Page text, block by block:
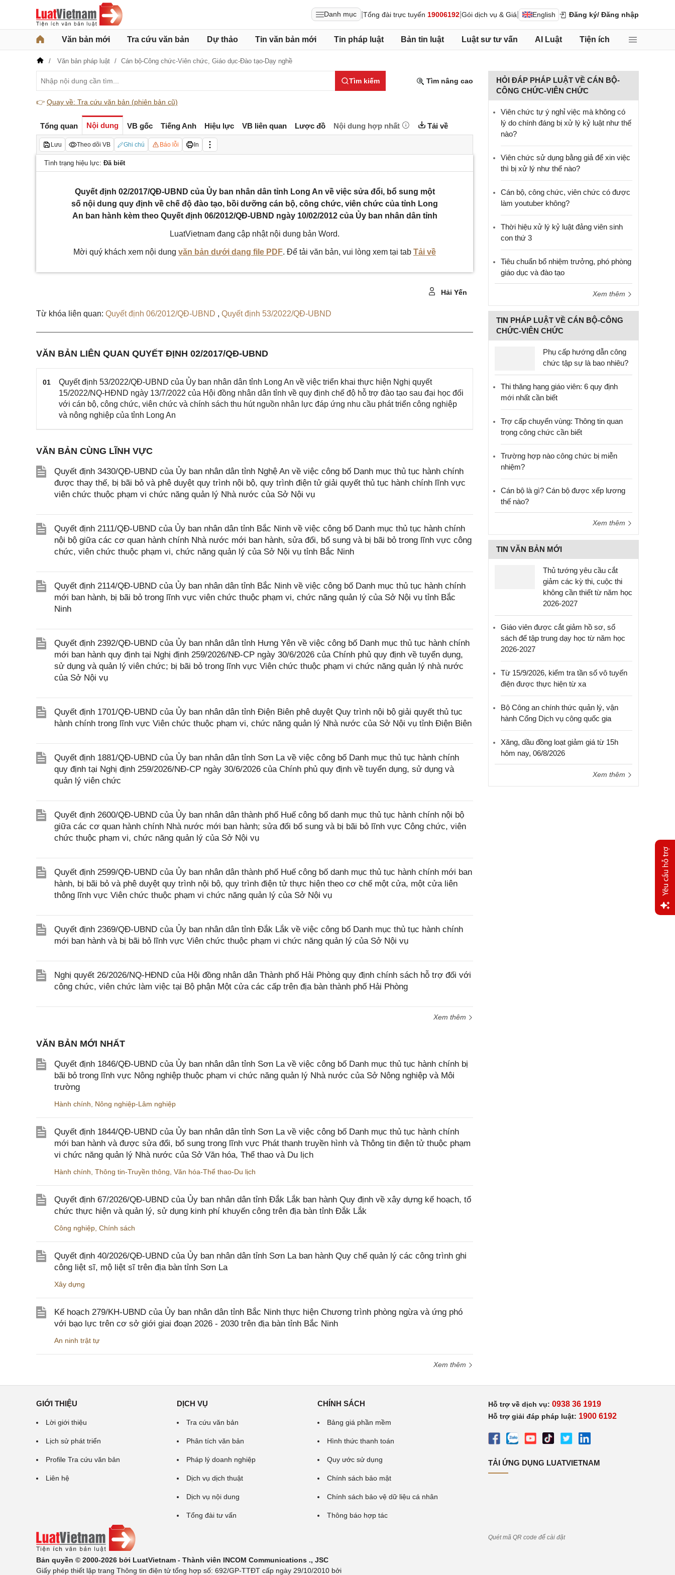
Danh mục Tổng đài trực tuyến 19006192 Gói dịch vụ & Giá English Đăng ký/ Đăng nhập
Văn bản mới Tra cứu văn bản Dự thảo Tin văn bản mới Tin pháp luật Bản tin luật Luật sư tư vấn AI Luật Tiện ích
Văn bản pháp luật Cán bộ-Công chức-Viên chức, Giáo dục-Đào tạo-Dạy nghề
Tìm kiếm Tìm nâng cao
👉 Quay về: Tra cứu văn bản (phiên bản cũ)
Tổng quan Nội dung VB gốc Tiếng Anh Hiệu lực VB liên quan Lược đồ Nội dung hợp nhất Tải về
Lưu Theo dõi VB Ghi chú Báo lỗi In
Tình trạng hiệu lực: Đã biết
Quyết định 02/2017/QĐ-UBND của Ủy ban nhân dân tỉnh Long An về việc sửa đổi, bổ sung một
số nội dung quy định về chế độ đào tạo, bồi dưỡng cán bộ, công chức, viên chức của tỉnh Long
An ban hành kèm theo Quyết định 06/2012/QĐ-UBND ngày 10/02/2012 của Ủy ban nhân dân tỉnh
LuatVietnam đang cập nhật nội dung bản Word.
Mời quý khách xem nội dung văn bản dưới dạng file PDF. Để tải văn bản, vui lòng xem tại tab Tải về
Hải Yến
Từ khóa liên quan: Quyết định 06/2012/QĐ-UBND , Quyết định 53/2022/QĐ-UBND
VĂN BẢN LIÊN QUAN QUYẾT ĐỊNH 02/2017/QĐ-UBND
01
Quyết định 53/2022/QĐ-UBND của Ủy ban nhân dân tỉnh Long An về việc triển khai thực hiện Nghị quyết
15/2022/NQ-HĐND ngày 13/7/2022 của Hội đồng nhân dân tỉnh về quy định chế độ hỗ trợ đào tạo sau đại học đối
với cán bộ, công chức, viên chức và chính sách thu hút nguồn nhân lực đáp ứng nhu cầu phát triển công nghiệp
và nông nghiệp của tỉnh Long An
VĂN BẢN CÙNG LĨNH VỰC
Quyết định 3430/QĐ-UBND của Ủy ban nhân dân tỉnh Nghệ An về việc công bố Danh mục thủ tục hành chính
được thay thế, bị bãi bỏ và phê duyệt quy trình nội bộ, quy trình điện tử giải quyết thủ tục hành chính lĩnh vực
viên chức thuộc phạm vi chức năng quản lý Nhà nước của Sở Nội vụ
Quyết định 2111/QĐ-UBND của Ủy ban nhân dân tỉnh Bắc Ninh về việc công bố Danh mục thủ tục hành chính
nội bộ giữa các cơ quan hành chính Nhà nước mới ban hành, sửa đổi, bổ sung và bị bãi bỏ trong lĩnh vực công
chức, viên chức thuộc phạm vi, chức năng quản lý của Sở Nội vụ tỉnh Bắc Ninh
Quyết định 2114/QĐ-UBND của Ủy ban nhân dân tỉnh Bắc Ninh về việc công bố Danh mục thủ tục hành chính
mới ban hành, bị bãi bỏ trong lĩnh vực viên chức thuộc phạm vi, chức năng quản lý của Sở Nội vụ tỉnh Bắc
Ninh
Quyết định 2392/QĐ-UBND của Ủy ban nhân dân tỉnh Hưng Yên về việc công bố Danh mục thủ tục hành chính
mới ban hành quy định tại Nghị định 259/2026/NĐ-CP ngày 30/6/2026 của Chính phủ quy định về tuyển dụng,
sử dụng và quản lý viên chức; bị bãi bỏ trong lĩnh vực Viên chức thuộc phạm vi chức năng quản lý nhà nước
của Sở Nội vụ
Quyết định 1701/QĐ-UBND của Ủy ban nhân dân tỉnh Điện Biên phê duyệt Quy trình nội bộ giải quyết thủ tục
hành chính trong lĩnh vực Viên chức thuộc phạm vi, chức năng quản lý Nhà nước của Sở Nội vụ tỉnh Điện Biên
Quyết định 1881/QĐ-UBND của Ủy ban nhân dân tỉnh Sơn La về việc công bố Danh mục thủ tục hành chính
quy định tại Nghị định 259/2026/NĐ-CP ngày 30/6/2026 của Chính phủ quy định về tuyển dụng, sử dụng và
quản lý viên chức
Quyết định 2600/QĐ-UBND của Ủy ban nhân dân thành phố Huế công bố danh mục thủ tục hành chính nội bộ
giữa các cơ quan hành chính Nhà nước mới ban hành; sửa đổi bổ sung và bị bãi bỏ lĩnh vực Công chức, viên
chức thuộc phạm vi, chức năng quản lý của Sở Nội vụ
Quyết định 2599/QĐ-UBND của Ủy ban nhân dân thành phố Huế công bố danh mục thủ tục hành chính mới ban
hành, bị bãi bỏ và phê duyệt quy trình nội bộ, quy trình điện tử thực hiện theo cơ chế một cửa, một cửa liên
thông lĩnh vực Viên chức thuộc phạm vi chức năng quản lý của Sở Nội vụ
Quyết định 2369/QĐ-UBND của Ủy ban nhân dân tỉnh Đắk Lắk về việc công bố Danh mục thủ tục hành chính
mới ban hành và bị bãi bỏ lĩnh vực Viên chức thuộc phạm vi chức năng quản lý của Sở Nội vụ
Nghị quyết 26/2026/NQ-HĐND của Hội đồng nhân dân Thành phố Hải Phòng quy định chính sách hỗ trợ đối với
công chức, viên chức làm việc tại Bộ phận Một cửa các cấp trên địa bàn thành phố Hải Phòng
Xem thêm
VĂN BẢN MỚI NHẤT
Quyết định 1846/QĐ-UBND của Ủy ban nhân dân tỉnh Sơn La về việc công bố Danh mục thủ tục hành chính bị
bãi bỏ trong lĩnh vực Nông nghiệp thuộc phạm vi chức năng quản lý Nhà nước của Sở Nông nghiệp và Môi
trường
Hành chính Nông nghiệp-Lâm nghiệp
Quyết định 1844/QĐ-UBND của Ủy ban nhân dân tỉnh Sơn La về việc công bố Danh mục thủ tục hành chính
mới ban hành và được sửa đổi, bổ sung trong lĩnh vực Phát thanh truyền hình và Thông tin điện tử thuộc phạm
vi chức năng quản lý Nhà nước của Sở Văn hóa, Thể thao và Du lịch
Hành chính Thông tin-Truyền thông Văn hóa-Thể thao-Du lịch
Quyết định 67/2026/QĐ-UBND của Ủy ban nhân dân tỉnh Đắk Lắk ban hành Quy định về xây dựng kế hoạch, tổ
chức thực hiện và quản lý, sử dụng kinh phí khuyến công trên địa bàn tỉnh Đắk Lắk
Công nghiệp Chính sách
Quyết định 40/2026/QĐ-UBND của Ủy ban nhân dân tỉnh Sơn La ban hành Quy chế quản lý các công trình ghi
công liệt sĩ, mộ liệt sĩ trên địa bàn tỉnh Sơn La
Xây dựng
Kế hoạch 279/KH-UBND của Ủy ban nhân dân tỉnh Bắc Ninh thực hiện Chương trình phòng ngừa và ứng phó
với bạo lực trên cơ sở giới giai đoạn 2026 - 2030 trên địa bàn tỉnh Bắc Ninh
An ninh trật tự
Xem thêm
HỎI ĐÁP PHÁP LUẬT VỀ CÁN BỘ-
CÔNG CHỨC-VIÊN CHỨC
Viên chức tự ý nghỉ việc mà không có
lý do chính đáng bị xử lý kỷ luật như thế
nào?
Viên chức sử dụng bằng giả để xin việc
thì bị xử lý như thế nào?
Cán bộ, công chức, viên chức có được
làm youtuber không?
Thời hiệu xử lý kỷ luật đảng viên sinh
con thứ 3
Tiêu chuẩn bổ nhiệm trưởng, phó phòng
giáo dục và đào tạo
Xem thêm
TIN PHÁP LUẬT VỀ CÁN BỘ-CÔNG
CHỨC-VIÊN CHỨC
Phụ cấp hướng dẫn công
chức tập sự là bao nhiêu?
Thi thăng hạng giáo viên: 6 quy định
mới nhất cần biết
Trợ cấp chuyển vùng: Thông tin quan
trọng công chức cần biết
Trường hợp nào công chức bị miễn
nhiệm?
Cán bộ là gì? Cán bộ được xếp lương
thế nào?
Xem thêm
TIN VĂN BẢN MỚI
Thủ tướng yêu cầu cắt
giảm các kỳ thi, cuộc thi
không cần thiết từ năm học
2026-2027
Giáo viên được cắt giảm hồ sơ, sổ
sách để tập trung dạy học từ năm học
2026-2027
Từ 15/9/2026, kiểm tra tần số vô tuyến
điện được thực hiện từ xa
Bộ Công an chính thức quản lý, vận
hành Cổng Dịch vụ công quốc gia
Xăng, dầu đồng loạt giảm giá từ 15h
hôm nay, 06/8/2026
Xem thêm
GIỚI THIỆU
Lời giới thiệu
Lịch sử phát triển
Profile Tra cứu văn bản
Liên hệ
DỊCH VỤ
Tra cứu văn bản
Phân tích văn bản
Pháp lý doanh nghiệp
Dịch vụ dịch thuật
Dịch vụ nội dung
Tổng đài tư vấn
CHÍNH SÁCH
Bảng giá phần mềm
Hình thức thanh toán
Quy ước sử dụng
Chính sách bảo mật
Chính sách bảo vệ dữ liệu cá nhân
Thông báo hợp tác
Bản quyền © 2000-2026 bởi LuatVietnam - Thành viên INCOM Communications ., JSC
Giấy phép thiết lập trang Thông tin điện tử tổng hợp số: 692/GP-TTĐT cấp ngày 29/10/2010 bởi
Hỗ trợ về dịch vụ: 0938 36 1919
Hỗ trợ giải đáp pháp luật: 1900 6192
TẢI ỨNG DỤNG LUATVIETNAM
Quét mã QR code để cài đặt